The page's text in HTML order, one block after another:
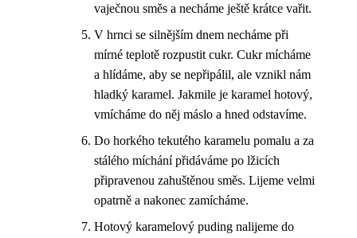
vaječnou směs a necháme ještě krátce vařit.
V hrnci se silnějším dnem necháme při
mírné teplotě rozpustit cukr. Cukr mícháme
a hlídáme, aby se nepřipálil, ale vznikl nám
hladký karamel. Jakmile je karamel hotový,
vmícháme do něj máslo a hned odstavíme.
Do horkého tekutého karamelu pomalu a za
stálého míchání přidáváme po lžicích
připravenou zahuštěnou směs. Lijeme velmi
opatrně a nakonec zamícháme.
Hotový karamelový puding nalijeme do